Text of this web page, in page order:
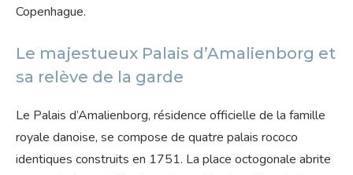
Copenhague.
Le majestueux Palais d’Amalienborg et
sa relève de la garde
Le Palais d’Amalienborg, résidence officielle de la famille
royale danoise, se compose de quatre palais rococo
identiques construits en 1751. La place octogonale abrite